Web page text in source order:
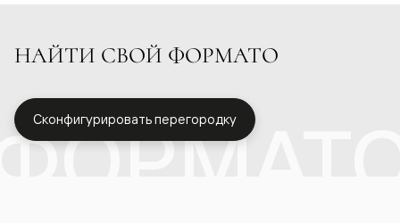
НАЙТИ СВОЙ ФОРМАТО
Сконфигурировать перегородку